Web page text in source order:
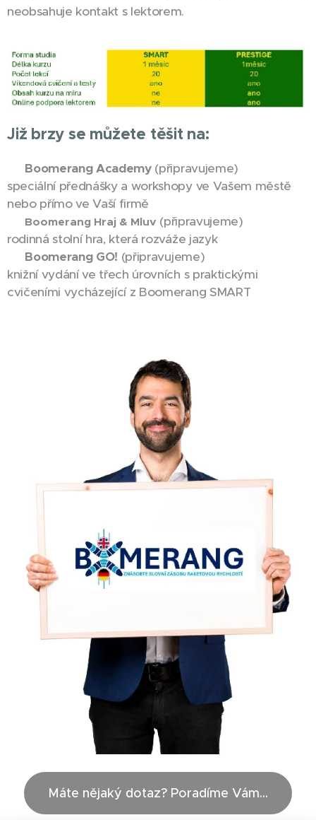
neobsahuje kontakt s lektorem.
Již brzy se můžete těšit na:
Boomerang Academy (připravujeme)
speciální přednášky a workshopy ve Vašem městě
nebo přímo ve Vaší firmě
Boomerang Hraj & Mluv (připravujeme)
rodinná stolní hra, která rozváže jazyk
Boomerang GO! (připravujeme)
knižní vydání ve třech úrovních s praktickými
cvičeními vycházející z Boomerang SMART
Máte nějaký dotaz? Poradíme Vám...